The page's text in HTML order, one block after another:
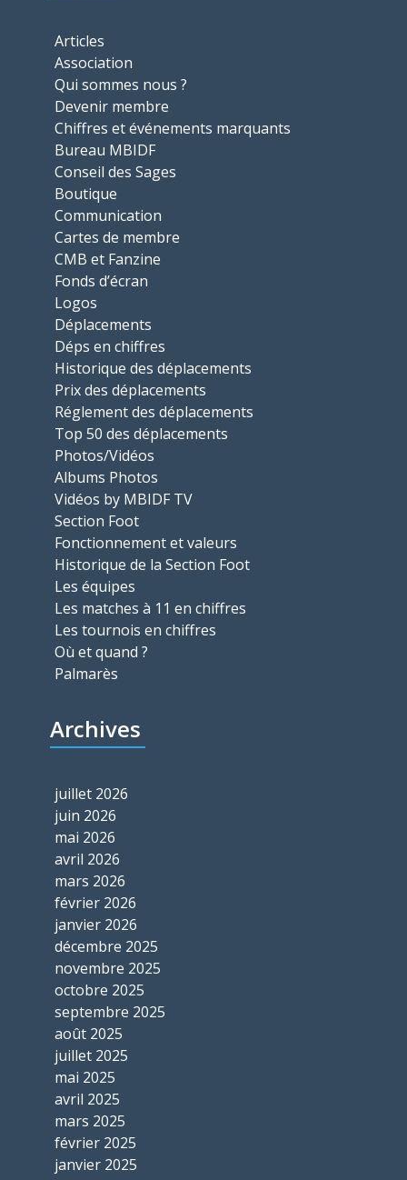
Articles
Association
Qui sommes nous ?
Devenir membre
Chiffres et événements marquants
Bureau MBIDF
Conseil des Sages
Boutique
Communication
Cartes de membre
CMB et Fanzine
Fonds d’écran
Logos
Déplacements
Déps en chiffres
Historique des déplacements
Prix des déplacements
Réglement des déplacements
Top 50 des déplacements
Photos/Vidéos
Albums Photos
Vidéos by MBIDF TV
Section Foot
Fonctionnement et valeurs
Historique de la Section Foot
Les équipes
Les matches à 11 en chiffres
Les tournois en chiffres
Où et quand ?
Palmarès
Archives
juillet 2026
juin 2026
mai 2026
avril 2026
mars 2026
février 2026
janvier 2026
décembre 2025
novembre 2025
octobre 2025
septembre 2025
août 2025
juillet 2025
mai 2025
avril 2025
mars 2025
février 2025
janvier 2025